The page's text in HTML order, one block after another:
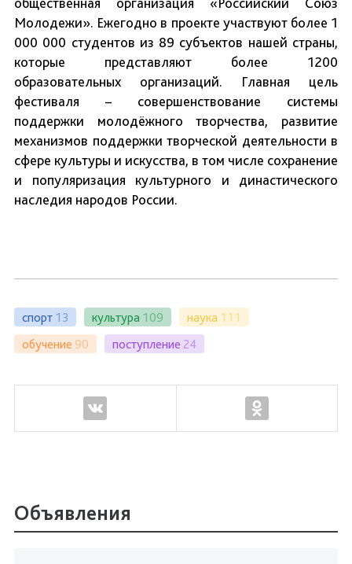
Молодежи». Ежегодно в проекте участвуют более 1
000 000 студентов из 89 субъектов нашей страны,
которые представляют более 1200
образовательных организаций. Главная цель
фестиваля – совершенствование системы
поддержки молодёжного творчества, развитие
механизмов поддержки творческой деятельности в
сфере культуры и искусства, в том числе сохранение
и популяризация культурного и династического
наследия народов России.
спорт 13 культура 109 наука 111
обучение 90 поступление 24
Объявления